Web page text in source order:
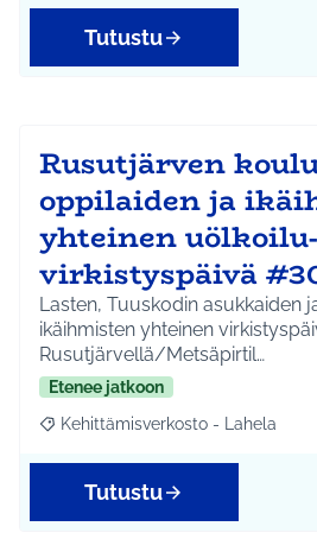
Tutustu
Rusutjärven
oppilaiden ja
yhteinen
virkistyspäivä
Lasten, Tuuskodin asukkaiden
ikäihmisten yhteinen
Rusutjärvellä/Metsäpirtil…
Etenee jatkoon
Rajaa tulokset aihepiirin mukaan:
Kehittämisverkosto - Lahela
Tutustu